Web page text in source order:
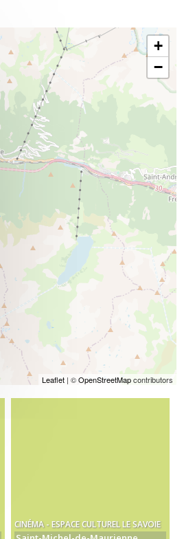
cookies
+
−
Leaflet | ©OpenStreetMapcontributors
CINÉMA - ESPACE CULTUREL LE SAVOIE